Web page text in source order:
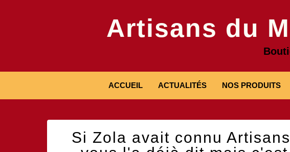
Artisans du
ACCUEIL ACTUALITÉS NOS PRODUITS
Si Zola avait connu